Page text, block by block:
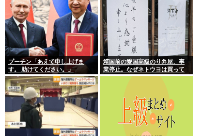
プーチン「あえて申し上げま
す。 助けてください。」
靖国前の愛国高級のり弁屋、事
業停止。なぜネトウヨは買って
あげなかったの？